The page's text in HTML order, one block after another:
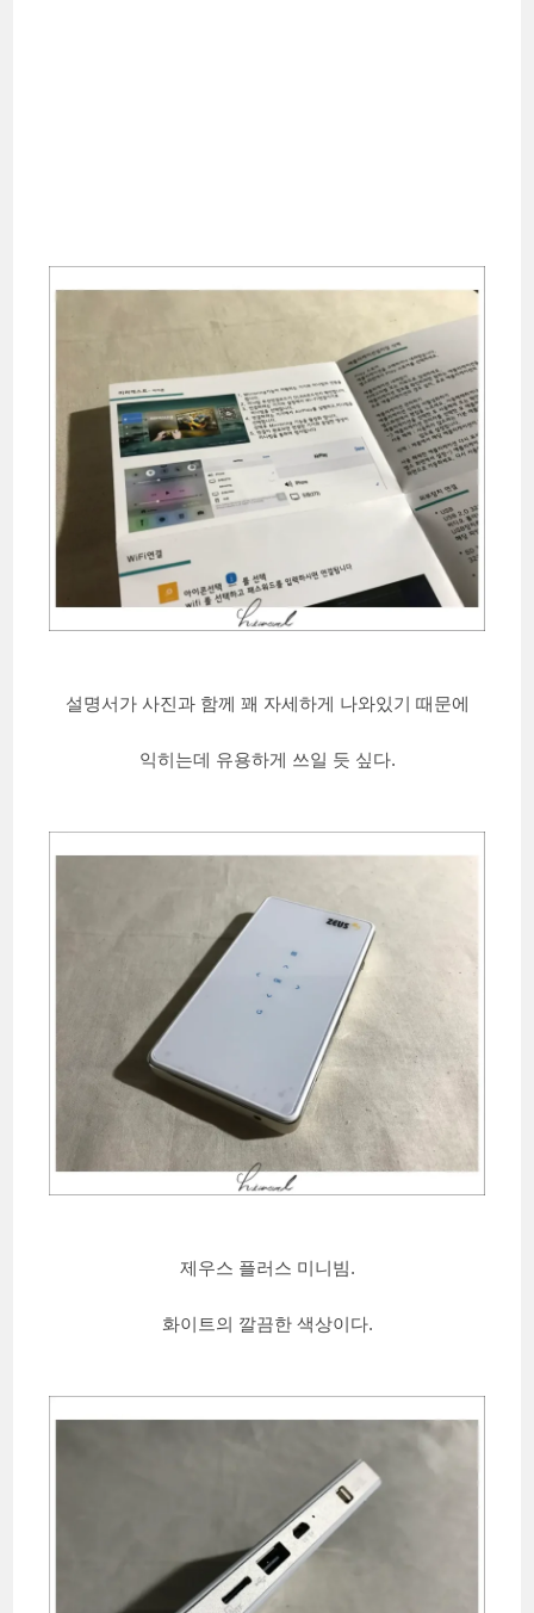
설명서가 사진과 함께 꽤 자세하게 나와있기 때문에
익히는데 유용하게 쓰일 듯 싶다.
제우스 플러스 미니빔.
화이트의 깔끔한 색상이다.